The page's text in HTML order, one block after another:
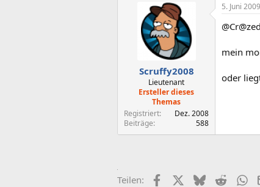
Scruffy2008
Lieutenant
Ersteller dieses
Themas
Registriert
Dez. 2008
Beiträge
588
5. Juni 2009
mein
oder
Teilen: FacebookX (Twitter)
BlueskyReddit